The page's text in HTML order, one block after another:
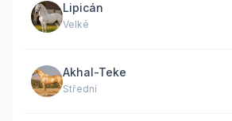
Lipicán
Velké
Akhal-Teke
Střední